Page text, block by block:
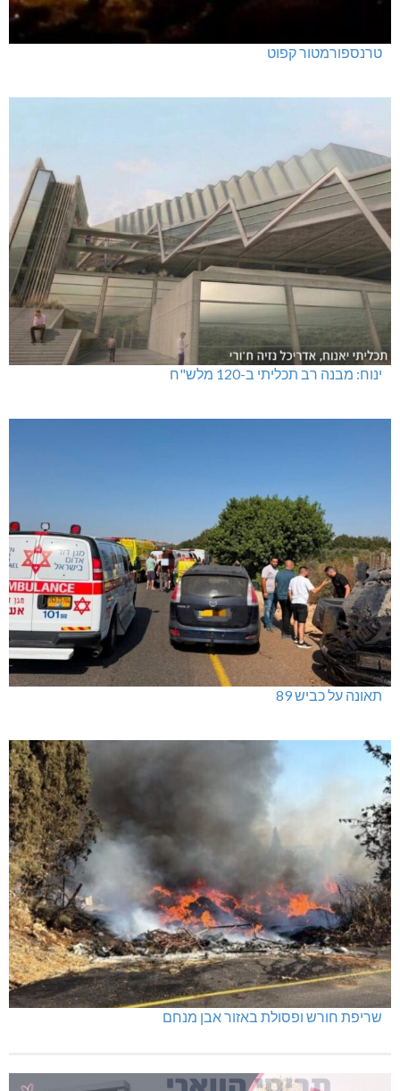
טרנספורמטור קפוט
ינוח: מבנה רב תכליתי ב-120 מלש"ח
תאונה על כביש 89
שריפת חורש ופסולת באזור אבן מנחם